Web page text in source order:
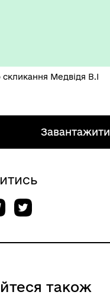
Медвідя В.І
Завантажити
також